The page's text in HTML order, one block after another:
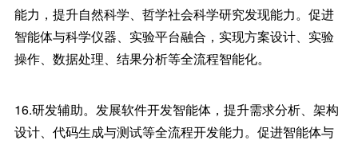
能力，提升自然科学、哲学社会科学研究发现能力。促进
智能体与科学仪器、实验平台融合，实现方案设计、实验
操作、数据处理、结果分析等全流程智能化。
16.研发辅助。发展软件开发智能体，提升需求分析、架构
设计、代码生成与测试等全流程开发能力。促进智能体与